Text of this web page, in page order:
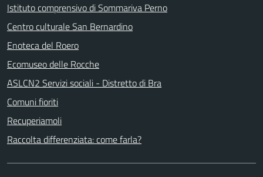
Istituto comprensivo di Sommariva Perno
Centro culturale San Bernardino
Enoteca del Roero
Ecomuseo delle Rocche
ASLCN2 Servizi sociali - Distretto di Bra
Comuni fioriti
Recuperiamoli
Raccolta differenziata: come farla?